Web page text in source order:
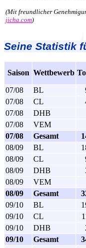
(Mit freundlicher
jicha.com)
Seine Statistik
Saison Wettbewerb
07/08
BL
07/08
CL
07/08
DHB
07/08
VEM
07/08
Gesamt
08/09
BL
08/09
CL
08/09
DHB
08/09
VEM
08/09
Gesamt
09/10
BL
09/10
CL
09/10
DHB
09/10
Gesamt